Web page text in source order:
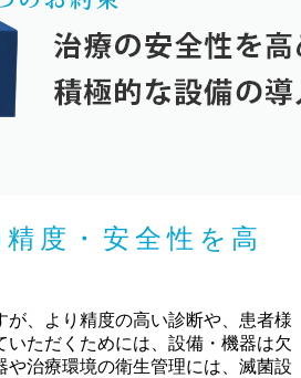
度・安全性を高
が、より精度の高い診断や、患者様
いただくためには、設備・機器は欠
や治療環境の衛生管理には、滅菌設